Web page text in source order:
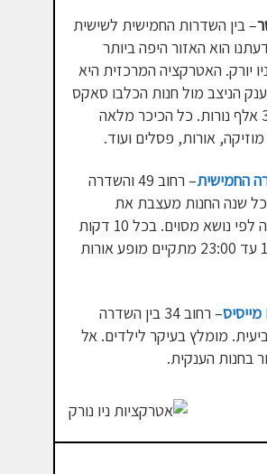
– בין השדרות החמישית לשישית
49. לדעתנו הוא האזור היפה ביותר
יורק. האטרקציה המרכזית היא
הניצב מול חנות הכלבו סאקס
ומכוסה ב 30 אלף נורות. כל הכיכר מלאה
אורות, פסלים ועוד.
החמישית
– רחוב 49 והשדרה
שנה החנות מעצבת את
החלונות שלה לפי נושא מסוים. בכל 10 דקות
משעה 17:00 עד 23:00 מתקיים מופע אורות
מייסיס
– רחוב 34 בין השדרה
מומלץ בעיקר לילדים. אל
בחנות הענקית.